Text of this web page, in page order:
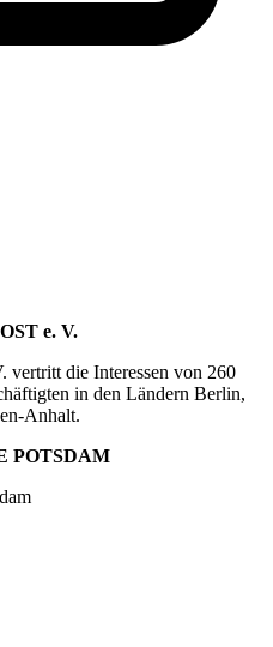
e. V.
vertritt die Interessen von 260
in den Ländern Berlin,
Anhalt.
POTSDAM